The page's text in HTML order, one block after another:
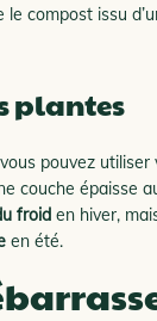
le compost issu
plantes
pouvez
couche épaisse
froid en hiver,
en été.